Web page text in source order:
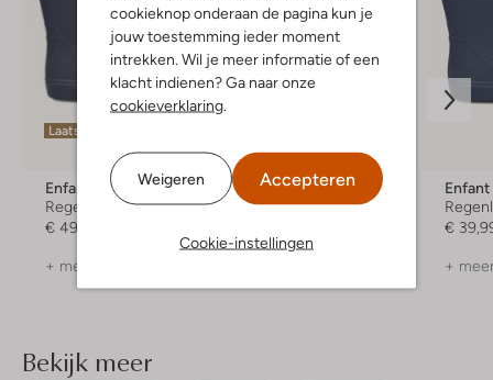
cookieknop onderaan de pagina kun je
jouw toestemming ieder moment
intrekken. Wil je meer informatie of een
klacht indienen? Ga naar onze
cookieverklaring.
Weigeren Accepteren
Cookie-instellingen
Laatste item
Enfant
Regenlaarzen
€ 49,99
+ meer kleuren
Enfant
Regenlaarzen
Enfant
€
+
Bekijk meer